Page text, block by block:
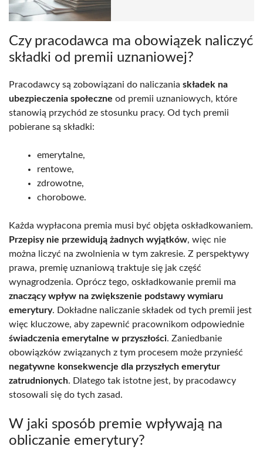
Czy pracodawca ma obowiązek naliczyć
składki od premii uznaniowej?
Pracodawcy są zobowiązani do naliczania składek na
ubezpieczenia społeczne od premii uznaniowych, które
stanowią przychód ze stosunku pracy. Od tych premii
pobierane są składki:
emerytalne,
rentowe,
zdrowotne,
chorobowe.
Każda wypłacona premia musi być objęta oskładkowaniem.
Przepisy nie przewidują żadnych wyjątków, więc nie
można liczyć na zwolnienia w tym zakresie. Z perspektywy
prawa, premię uznaniową traktuje się jak część
wynagrodzenia. Oprócz tego, oskładkowanie premii ma
znaczący wpływ na zwiększenie podstawy wymiaru
emerytury. Dokładne naliczanie składek od tych premii jest
więc kluczowe, aby zapewnić pracownikom odpowiednie
świadczenia emerytalne w przyszłości. Zaniedbanie
obowiązków związanych z tym procesem może przynieść
negatywne konsekwencje dla przyszłych emerytur
zatrudnionych. Dlatego tak istotne jest, by pracodawcy
stosowali się do tych zasad.
W jaki sposób premie wpływają na
obliczanie emerytury?